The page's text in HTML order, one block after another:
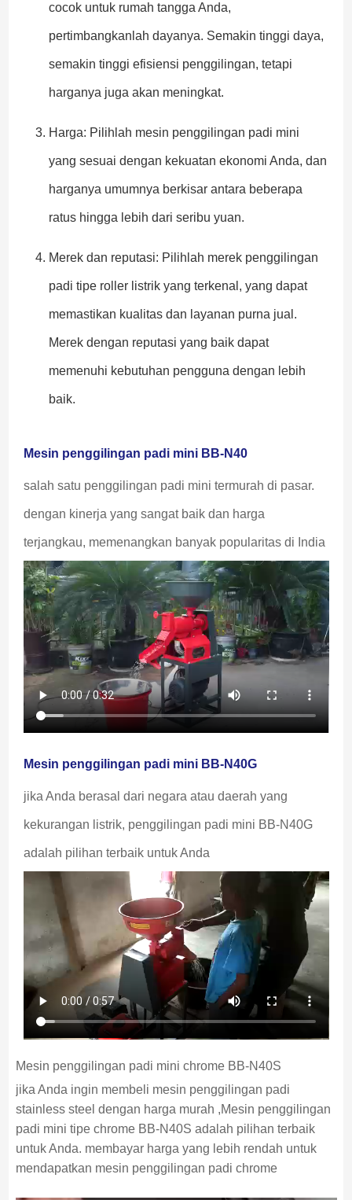
cocok untuk rumah tangga Anda,
pertimbangkanlah dayanya. Semakin tinggi daya,
semakin tinggi efisiensi penggilingan, tetapi
harganya juga akan meningkat.
Harga: Pilihlah mesin penggilingan padi mini
yang sesuai dengan kekuatan ekonomi Anda, dan
harganya umumnya berkisar antara beberapa
ratus hingga lebih dari seribu yuan.
Merek dan reputasi: Pilihlah merek penggilingan
padi tipe roller listrik yang terkenal, yang dapat
memastikan kualitas dan layanan purna jual.
Merek dengan reputasi yang baik dapat
memenuhi kebutuhan pengguna dengan lebih
baik.
Mesin penggilingan padi mini BB-N40
salah satu penggilingan padi mini termurah di pasar.
dengan kinerja yang sangat baik dan harga
terjangkau, memenangkan banyak popularitas di India
Mesin penggilingan padi mini BB-N40G
jika Anda berasal dari negara atau daerah yang
kekurangan listrik, penggilingan padi mini BB-N40G
adalah pilihan terbaik untuk Anda
Mesin penggilingan padi mini chrome BB-N40S
jika Anda ingin membeli mesin penggilingan padi
stainless steel dengan harga murah ,Mesin penggilingan
padi mini tipe chrome BB-N40S adalah pilihan terbaik
untuk Anda. membayar harga yang lebih rendah untuk
mendapatkan mesin penggilingan padi chrome